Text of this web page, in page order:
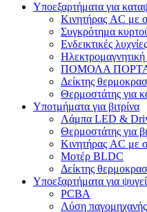
Υποεξαρτήματα για
Κινητήρας AC με
Συγκρότημα
Ενδεικτικές
ΠΟΜΟΛΑ
Δείκτης
Θερμοστάτης για
Υποτμήματα για βιτρίνα
Λάμπα LED &
Θερμοστάτης για
Κινητήρας AC με
Μοτέρ BLDC
Δείκτης
Υποεξαρτήματα για
PCBA
Λύση παγομηχανής